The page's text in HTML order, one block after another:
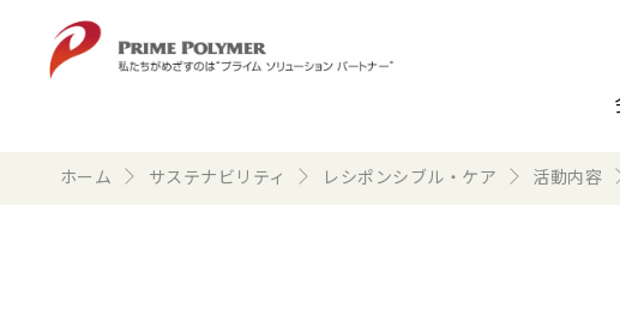
ホーム サステナビリティ レシポンシブル・ケア 活動内容